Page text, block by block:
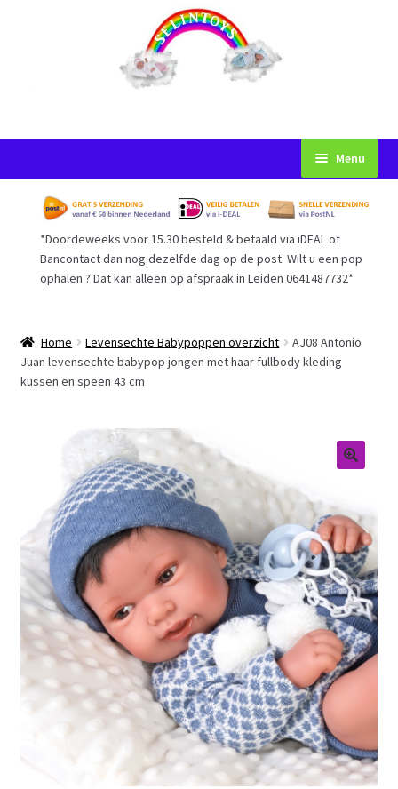
naar
navigatie
inhoud
Menu
Startpagina
Voorwaarden
Afrekenen
Gastenboek
Retouren
Over ons
*Doordeweeks voor 15.30 besteld & betaald via iDEAL of
Bancontact dan nog dezelfde dag op de post. Wilt u een pop
ophalen ? Dat kan alleen op afspraak in Leiden 0641487732*
Home Levensechte Babypoppen overzicht
AJ08 Antonio
Juan levensechte babypop jongen met haar fullbody kleding
kussen en speen 43 cm